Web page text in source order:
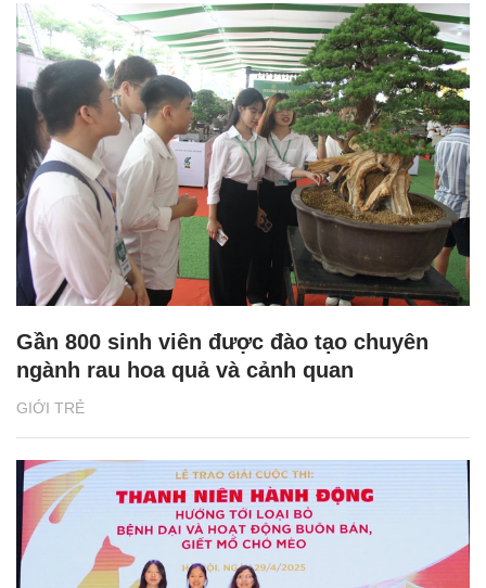
GIỚI TRẺ
Gần 800 sinh viên được đào tạo chuyên
ngành rau hoa quả và cảnh quan